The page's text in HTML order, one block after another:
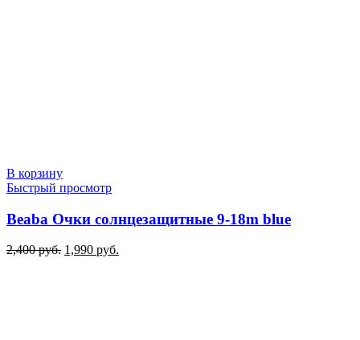
В корзину
Быстрый просмотр
Beaba Очки солнцезащитные 9-18m blue
2,400руб. Первоначальная
1,990 руб.